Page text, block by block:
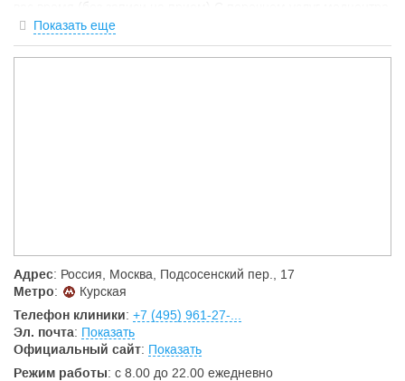
«Клиника Здоровья» и ценами на них вы можете ознакомиться
прямо на сайте.
Показать еще
Адрес: Россия, Москва, Подсосенский пер., 17
Метро:
Курская
Телефон клиники: +7 (495) 961-27-...
Эл. почта: Показать
Официальный сайт: Показать
Режим работы: с 8.00 до 22.00 ежедневно